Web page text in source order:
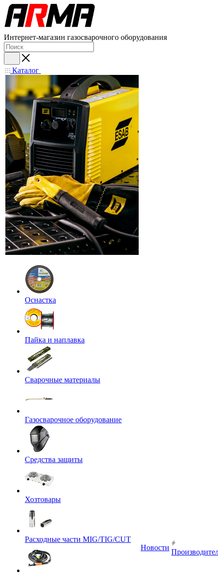
Интернет-магазин газосварочного оборудования
Каталог
Оснастка
Пайка и наплавка
Сварочные материалы
Газосварочное оборудование
Средства защиты
Хозтовары
Расходные части MIG/TIG/CUT
Новости